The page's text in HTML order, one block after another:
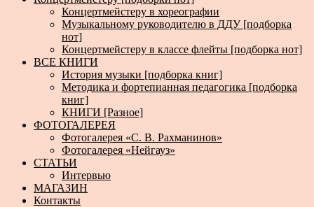
Концертмейстеру в хореографии
Музыкальному руководителю в ДДУ [подборка
нот]
Концертмейстеру в классе флейты [подборка нот]
ВСЕ КНИГИ
История музыки [подборка книг]
Методика и фортепианная педагогика [подборка
книг]
КНИГИ [Разное]
ФОТОГАЛЕРЕЯ
Фотогалерея «С. В. Рахманинов»
Фотогалерея «Нейгауз»
СТАТЬИ
Интервью
МАГАЗИН
Контакты